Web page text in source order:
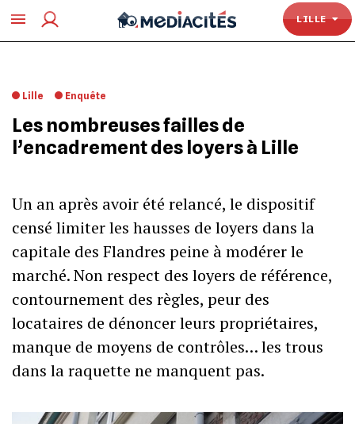
LILLE
TOULOUSE
Lille Enquête
Les nombreuses failles de
l’encadrement des loyers à Lille
Un an après avoir été relancé, le dispositif
censé limiter les hausses de loyers dans la
capitale des Flandres peine à modérer le
marché. Non respect des loyers de référence,
contournement des règles, peur des
locataires de dénoncer leurs propriétaires,
manque de moyens de contrôles… les trous
dans la raquette ne manquent pas.